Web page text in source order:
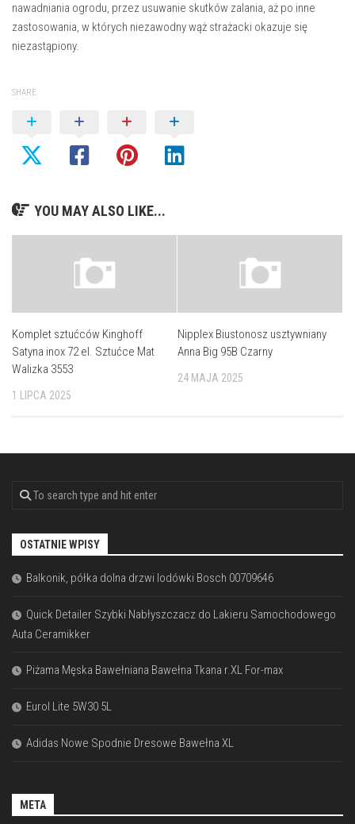
nawadniania ogrodu, przez usuwanie skutków zalania, aż po inne
zastosowania, w których niezawodny wąż strażacki okazuje się
niezastąpiony.
SHARE
YOU MAY ALSO LIKE...
Komplet sztućców Kinghoff
Satyna inox 72 el. Sztućce Mat
Walizka 3553
1 LIPCA 2025
Nipplex Biustonosz usztywniany
Anna Big 95B Czarny
24 MAJA 2025
OSTATNIE WPISY
Balkonik, półka dolna drzwi lodówki Bosch 00709646
Quick Detailer Szybki Nabłyszczacz do Lakieru Samochodowego
Auta Ceramikker
Piżama Męska Bawełniana Bawełna Tkana r.XL For-max
Eurol Lite 5W30 5L
Adidas Nowe Spodnie Dresowe Bawełna XL
META